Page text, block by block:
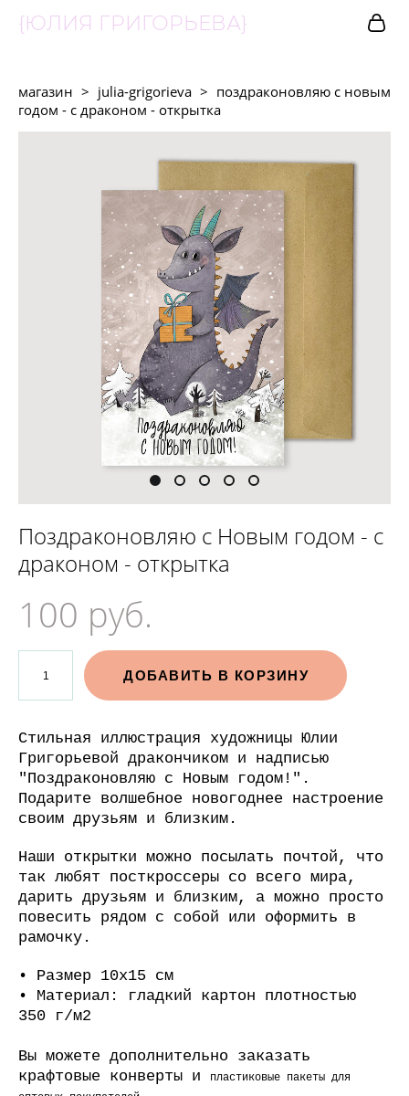
{ЮЛИЯ ГРИГОРЬЕВА}
магазин > julia-grigorieva > поздраконовляю с новым
годом - с драконом - открытка
Поздраконовляю с Новым годом - с
драконом - открытка
100 pуб.
ДОБАВИТЬ В КОРЗИНУ
Стильная иллюстрация художницы Юлии
Григорьевой дракончиком и надписью
"Поздраконовляю с Новым годом!".
Подарите волшебное новогоднее настроение
своим друзьям и близким.
Наши открытки можно посылать почтой, что
так любят посткроссеры со всего мира,
дарить друзьям и близким, а можно просто
повесить рядом с собой или оформить в
рамочку.
• Размер 10х15 см
• Материал: гладкий картон плотностью
350 г/м2
Вы можете дополнительно заказать
крафтовые конверты и
пластиковые пакеты для